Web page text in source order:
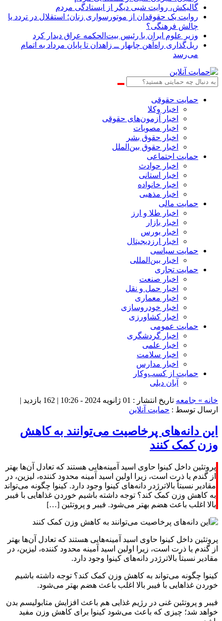
گالیکش، روایت شبی دیگر از ایستادگی مردم
روایت یک حقوقدان از موتورسواری زنان؛ استقلال در تردد یا
چالش فرهنگی؟
وزیر علوم ایران با رئیس بیت‌الحکمه عراق دیدار کرد
ریل‌گذاری راه‌آهن چابهار ــ زاهدان تا پایان مرداد به اتمام
می‌رسد
حمایت حقوقی
اخبار وکلا
اخبار آزمون‌های حقوقی
اخبار مصوبات
اخبار حقوق بشر
اخبار حقوق بین‌الملل
حمایت اجتماعی
اخبار حوادث
اخبار استانی
اخبار خانواده
اخبار مذهبی
حمایت مالی
اخبار طلا و ارز
اخبار بازار
اخبار بورس
اخبار ارزدیجیتال
حمایت سیاسی
اخبار بین‌المللی
حمایت تجاری
اخبار صنعت
اخبار حمل و نقل
اخبار معماری
اخبار خودروسازی
اخبار کشاورزی
حمایت عمومی
اخبار گردشگری
اخبار علمی
اخبار سلامت
اخبار مدارس
حمایت از کسب‌وکار
آبان دیلی
خانه » جامعه تاریخ انتشار : 01 ژانویه 2024 - 10:26 | 162 بازدید
|
ارسال توسط : حمایت آنلاین
این دانه‌های پرخاصیت می‌توانند به کاهش
وزن کمک کنند
پروتئین داخل کینوا حاوی اسید آمینه‌هایی هستند که تعادل آن‌ها بهتر
از گندم یا ذرت است، زیرا اولین اسید آمینه محدود کننده، لیزین، در
مقادیر نسبتاً بالاترژدر دانه‌های کینوا وجود دارد. کینوا چگونه می‌تواند
به کاهش وزن کمک کند؟ توجه داشته باشیم خوردن غذاهایی با فیبر
بالا اغلب باعث هضم بهتر می‌شود. فیبر و پروتئین […]
پروتئین داخل کینوا حاوی اسید آمینه‌هایی هستند که تعادل آن‌ها بهتر
از گندم یا ذرت است، زیرا اولین اسید آمینه محدود کننده، لیزین، در
مقادیر نسبتاً بالاترژدر دانه‌های کینوا وجود دارد.
کینوا چگونه می‌تواند به کاهش وزن کمک کند؟ توجه داشته باشیم
خوردن غذاهایی با فیبر بالا اغلب باعث هضم بهتر می‌شود.
فیبر و پروتئین غنی در رژیم غذایی هم باعث افزایش متابولیسم بدن
خواهد شد؛ چیزی که باعث می‌شود کینوا برای کاهش وزن مفید